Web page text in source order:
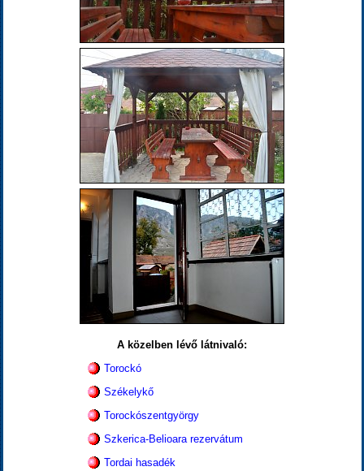
A közelben lévő látnivaló:
Torockó
Székelykő
Torockószentgyörgy
Szkerica-Belioara rezervátum
Tordai hasadék